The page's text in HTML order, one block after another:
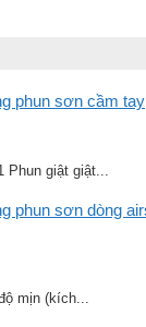
phun sơn cầm tay
Phun giật giật...
phun sơn dòng
mịn (kích...